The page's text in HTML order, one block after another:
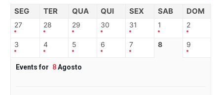
SEG TER QUA QUI SEX SAB DOM
27 28 29 30 31 1 2
3 4 5 6 7 8 9
Events for 8Agosto